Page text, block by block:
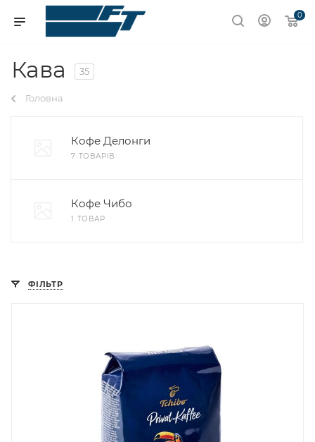
0
Кава 35
Головна
Кофе Делонги
7 ТОВАРІВ
Кофе Чибо
1 ТОВАР
ФІЛЬТР